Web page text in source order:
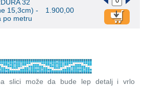
32
15,3cm) -
po metru
1.900,00
slici može da bude lep detalj i vrlo